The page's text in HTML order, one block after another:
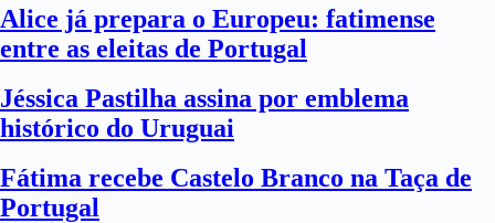
Alice já prepara o Europeu: fatimense
entre as eleitas de Portugal
Jéssica Pastilha assina por emblema
histórico do Uruguai
Fátima recebe Castelo Branco na Taça de
Portugal